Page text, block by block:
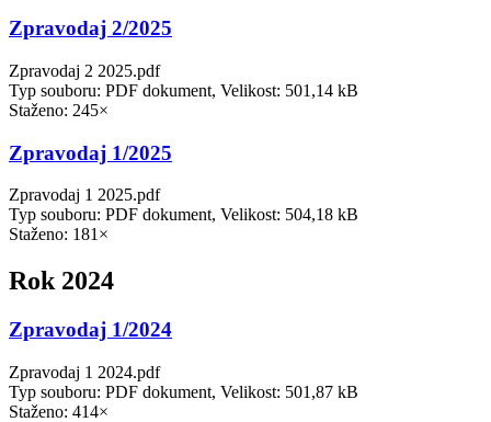
Zpravodaj 2/2025
Zpravodaj 2 2025.pdf
Typ souboru: PDF dokument, Velikost: 501,14 kB
Staženo: 245×
Zpravodaj 1/2025
Zpravodaj 1 2025.pdf
Typ souboru: PDF dokument, Velikost: 504,18 kB
Staženo: 181×
Rok 2024
Zpravodaj 1/2024
Zpravodaj 1 2024.pdf
Typ souboru: PDF dokument, Velikost: 501,87 kB
Staženo: 414×